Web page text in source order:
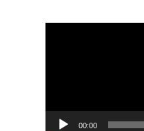
00:00